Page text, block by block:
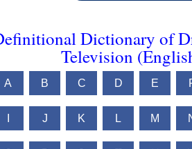
Dictionary of
Television
A B C D E
J K L M